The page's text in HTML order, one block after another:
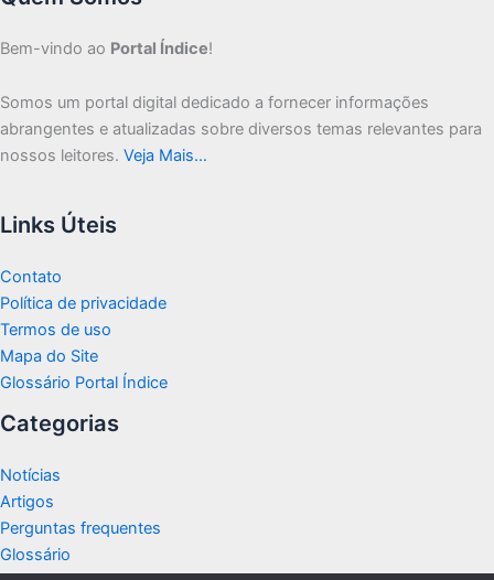
Bem-vindo ao Portal Índice!
Somos um portal digital dedicado a fornecer informações
abrangentes e atualizadas sobre diversos temas relevantes para
nossos leitores. Veja Mais…
Links Úteis
Contato
Política de privacidade
Termos de uso
Mapa do Site
Glossário Portal Índice
Categorias
Notícias
Artigos
Perguntas frequentes
Glossário